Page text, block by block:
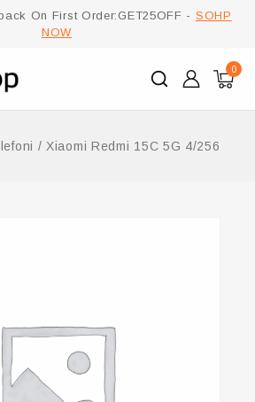
On First Order:GET25OFF - SOHP
NOW
0
/ Xiaomi Redmi 15C 5G 4/256